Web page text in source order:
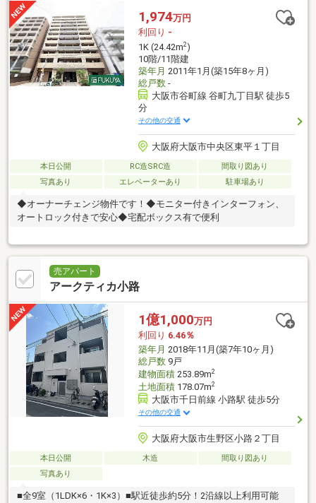
1,974万円
利回り -
1K (24.42m2)
10階/11階建
築年月 2011年1月(築15年8ヶ月)
総戸数-
大阪市谷町線 谷町九丁目駅 徒歩5
分
その他の交通
大阪府大阪市中央区東平１丁目
本日公開 RC造SRC造
間取り図あり
写真あり
エレベーターあり 駐車場あり
◆オーナーチェンジ物件です！◆モニター付きインターフォン、
オートロック付きで安心◆宅配ボックス有で便利
売アパート
アークティカ小路
1億1,000万円
利回り 6.46％
築年月 2018年11月(築7年10ヶ月)
総戸数9戸
建物面積253.89m2
土地面積178.07m2
大阪市千日前線 小路駅 徒歩5分
その他の交通
大阪府大阪市生野区小路２丁目
本日公開 木造
間取り図あり
写真あり
■全9室（1LDK×6・1K×3）■駅近徒歩約5分！2沿線以上利用可能